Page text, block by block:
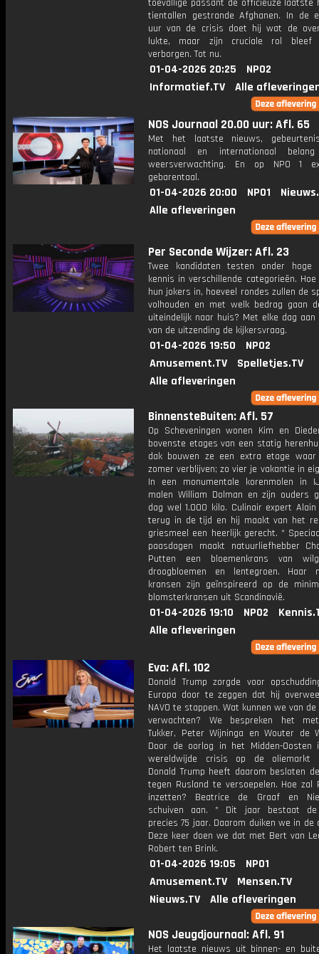
toevallige passant de officieuze laatste
tientallen gestrande Afghanen. In de
uur van de crisis doet hij wat de
lukte, maar zijn cruciale rol bleef
verborgen. Tot nu.
01-04-2026 20:25
NPO2
Informatief.TV
Alle
NOS Journaal 20.00 uur: Afl. 65
Met het laatste nieuws,
nationaal en internationaal
weersverwachting. En op NPO 1
gebarentaal.
01-04-2026 20:00 NPO1
Alle afleveringen
Per Seconde Wijzer: Afl. 23
Twee kandidaten testen onder hoge
kennis in verschillende categorieën.
hun jokers in, hoeveel rondes zullen de
volhouden en met welk bedrag gaan
uiteindelijk naar huis? Met elke dag
van de uitzending de kijkersvraag.
01-04-2026 19:50
NPO2
Amusement.TV
Spelletjes.TV
Alle afleveringen
BinnensteBuiten: Afl. 57
Op Scheveningen wonen Kim en
bovenste etages van een statig
dak bouwen ze een extra etage
zomer verblijven; zo vier je vakantie in
In een monumentale korenmolen in
malen William Dolman en zijn ouders
dag wel 1.000 kilo. Culinair expert
terug in de tijd en hij maakt van het
griesmeel een heerlijk gerecht. *
paasdagen maakt natuurliefhebber
Putten een bloemenkrans van
droogbloemen en lentegroen. Haar
kransen zijn geïnspireerd op de
blomsterkransen uit Scandinavië.
01-04-2026 19:10 NPO2
Alle afleveringen
Eva: Afl. 102
Donald Trump zorgde voor
Europa door te zeggen dat hij
NAVO te stappen. Wat kunnen we van
verwachten? We bespreken het
Tukker, Peter Wijninga en Wouter de
Door de oorlog in het Midden-
wereldwijde crisis op de oliemarkt
Donald Trump heeft daarom besloten
tegen Rusland te versoepelen. Hoe zal
inzetten? Beatrice de Graaf en
schuiven aan. * Dit jaar bestaat de
precies 75 jaar. Daarom duiken we in de
Deze keer doen we dat met Bert van
Robert ten Brink.
01-04-2026 19:05
NPO1
Amusement.TV
Mensen.TV
Nieuws.TV
Alle afleveringen
NOS Jeugdjournaal: Afl. 91
Het laatste nieuws uit binnen- en